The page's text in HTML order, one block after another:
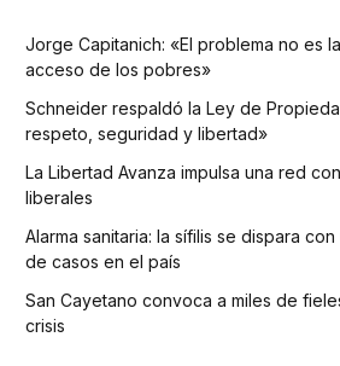
Jorge Capitanich: «El problema no es
acceso de los pobres»
Schneider respaldó la Ley de
respeto, seguridad y libertad»
La Libertad Avanza impulsa una red
liberales
Alarma sanitaria: la sífilis se dispara
de casos en el país
San Cayetano convoca a miles de
crisis